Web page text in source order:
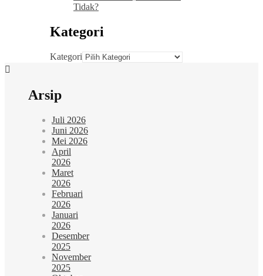
Tidak?
Kategori
Kategori
Arsip
Juli 2026
Juni 2026
Mei 2026
April
2026
Maret
2026
Februari
2026
Januari
2026
Desember
2025
November
2025